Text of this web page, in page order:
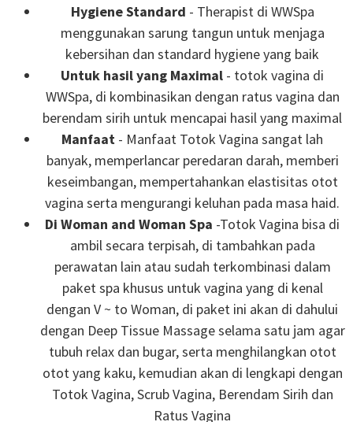
Hygiene Standard - Therapist di WWSpa
menggunakan sarung tangun untuk menjaga
kebersihan dan standard hygiene yang baik
Untuk hasil yang Maximal - totok vagina di
WWSpa, di kombinasikan dengan ratus vagina dan
berendam sirih untuk mencapai hasil yang maximal
Manfaat - Manfaat Totok Vagina sangat lah
banyak, memperlancar peredaran darah, memberi
keseimbangan, mempertahankan elastisitas otot
vagina serta mengurangi keluhan pada masa haid.
Di Woman and Woman Spa -Totok Vagina bisa di
ambil secara terpisah, di tambahkan pada
perawatan lain atau sudah terkombinasi dalam
paket spa khusus untuk vagina yang di kenal
dengan V ~ to Woman, di paket ini akan di dahului
dengan Deep Tissue Massage selama satu jam agar
tubuh relax dan bugar, serta menghilangkan otot
otot yang kaku, kemudian akan di lengkapi dengan
Totok Vagina, Scrub Vagina, Berendam Sirih dan
Ratus Vagina